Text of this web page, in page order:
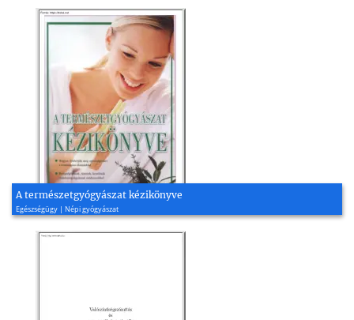
A természetgyógyászat kézikönyve
Egészségügy | Népi gyógyászat